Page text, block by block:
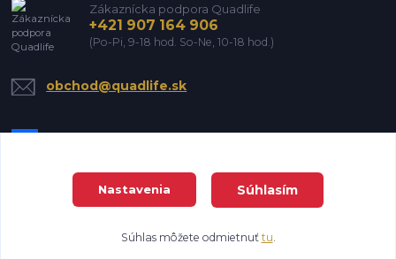
Zákaznícka podpora Quadlife
+421 907 164 906
(Po-Pi, 9-18 hod. So-Ne, 10-18 hod.)
obchod@quadlife.sk
Vytvorené na
Eshop-rychlo.sk
Nastavenia Súhlasím
Súhlas môžete odmietnuť tu